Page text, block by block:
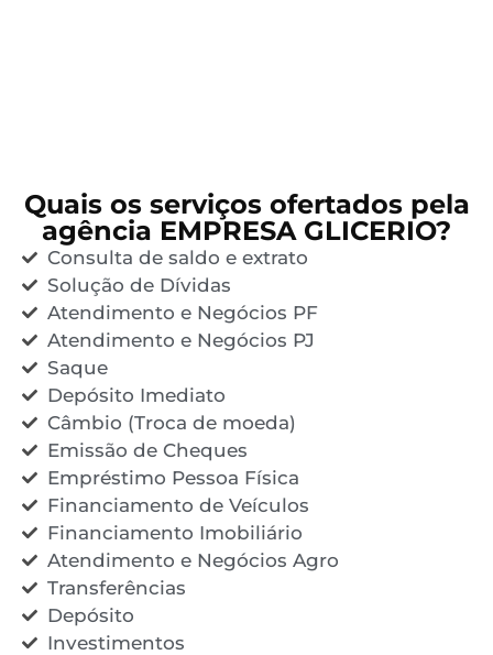
Quais os serviços ofertados pela
agência EMPRESA GLICERIO?
Consulta de saldo e extrato
Solução de Dívidas
Atendimento e Negócios PF
Atendimento e Negócios PJ
Saque
Depósito Imediato
Câmbio (Troca de moeda)
Emissão de Cheques
Empréstimo Pessoa Física
Financiamento de Veículos
Financiamento Imobiliário
Atendimento e Negócios Agro
Transferências
Depósito
Investimentos